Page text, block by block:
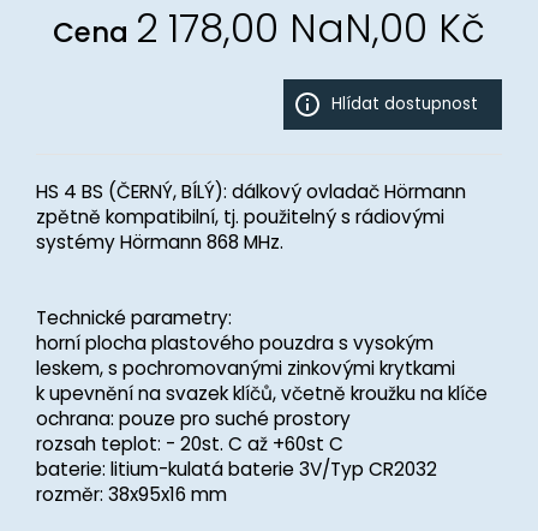
Cena 2 178,00 NaN,00 Kč
HS 4 BS (ČERNÝ, BÍLÝ): dálkový ovladač Hörmann
zpětně kompatibilní, tj. použitelný s rádiovými
systémy Hörmann 868 MHz.
Technické parametry:
horní plocha plastového pouzdra s vysokým
leskem, s pochromovanými zinkovými krytkami
k upevnění na svazek klíčů, včetně kroužku na klíče
ochrana: pouze pro suché prostory
rozsah teplot: - 20st. C až +60st C
baterie: litium-kulatá baterie 3V/Typ CR2032
rozměr: 38x95x16 mm